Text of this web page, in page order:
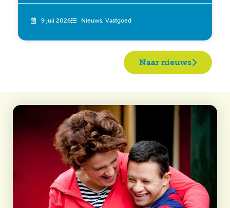
9 juli 2026 Nieuws, Vastgoed
Naar nieuws